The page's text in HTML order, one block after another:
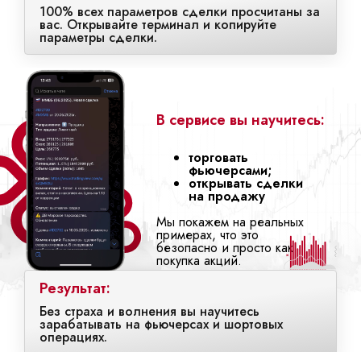
100% всех параметров сделки просчитаны за
вас. Открывайте терминал и копируйте
параметры сделки.
Результат:
Без страха и волнения вы научитесь
зарабатывать на фьючерсах и шортовых
операциях.
В сервисе вы научитесь:
торговать
фьючерсами;
открывать сделки
на продажу
Мы покажем на реальных
примерах, что это
безопасно и просто как
покупка акций.